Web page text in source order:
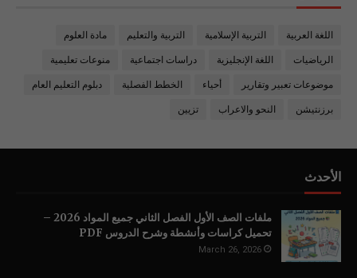
اللغة العربية التربية الإسلامية التربية والتعليم مادة العلوم
الرياضيات اللغة الإنجليزية دراسات اجتماعية منوعات تعليمية
موضوعات تعبير وتقارير أحياء الخطط الفصلية دبلوم التعليم العام
برزنتيشن النحو والاعراب تزيين
الأحدث
ملفات الصف الأول الفصل الثاني جميع المواد 2026 –
تحميل كراسات وأنشطة وشرح الدروس PDF
March 26, 2026